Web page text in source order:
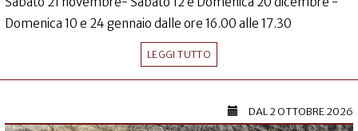
Domenica 10 e 24 gennaio dalle ore 16.00 alle 17.30
LEGGI TUTTO
DAL2 OTTOBRE 2026